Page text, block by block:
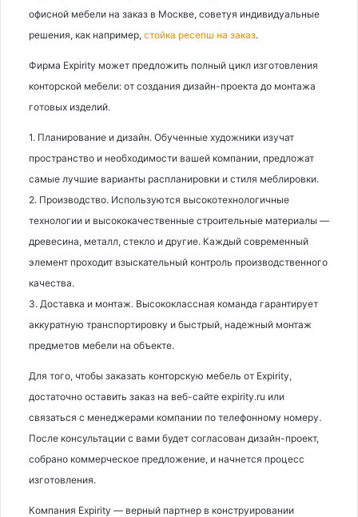
офисной мебели на заказ в Москве, советуя индивидуальные
решения, как например, стойка ресепш на заказ.
Фирма Expirity может предложить полный цикл изготовления
конторской мебели: от создания дизайн-проекта до монтажа
готовых изделий.
1. Планирование и дизайн. Обученные художники изучат
пространство и необходимости вашей компании, предложат
самые лучшие варианты распланировки и стиля меблировки.
2. Производство. Используются высокотехнологичные
технологии и высококачественные строительные материалы —
древесина, металл, стекло и другие. Каждый современный
элемент проходит взыскательный контроль производственного
качества.
3. Доставка и монтаж. Высококлассная команда гарантирует
аккуратную транспортировку и быстрый, надежный монтаж
предметов мебели на объекте.
Для того, чтобы заказать конторскую мебель от Expirity,
достаточно оставить заказ на веб-сайте expirity.ru или
связаться с менеджерами компании по телефонному номеру.
После консультации с вами будет согласован дизайн-проект,
собрано коммерческое предложение, и начнется процесс
изготовления.
Компания Expirity — верный партнер в конструировании